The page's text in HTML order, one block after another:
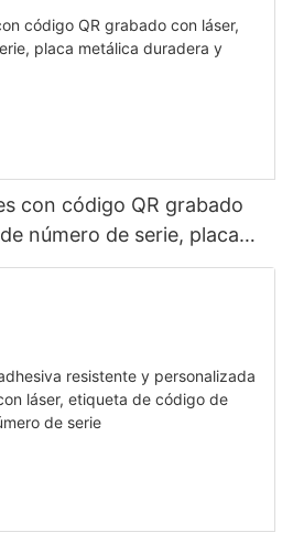
con código QR grabado
número de serie, placa
al desgaste.